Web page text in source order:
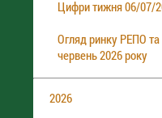
Цифри тижня 06/07/
Огляд ринку РЕПО та
червень 2026 року
2026